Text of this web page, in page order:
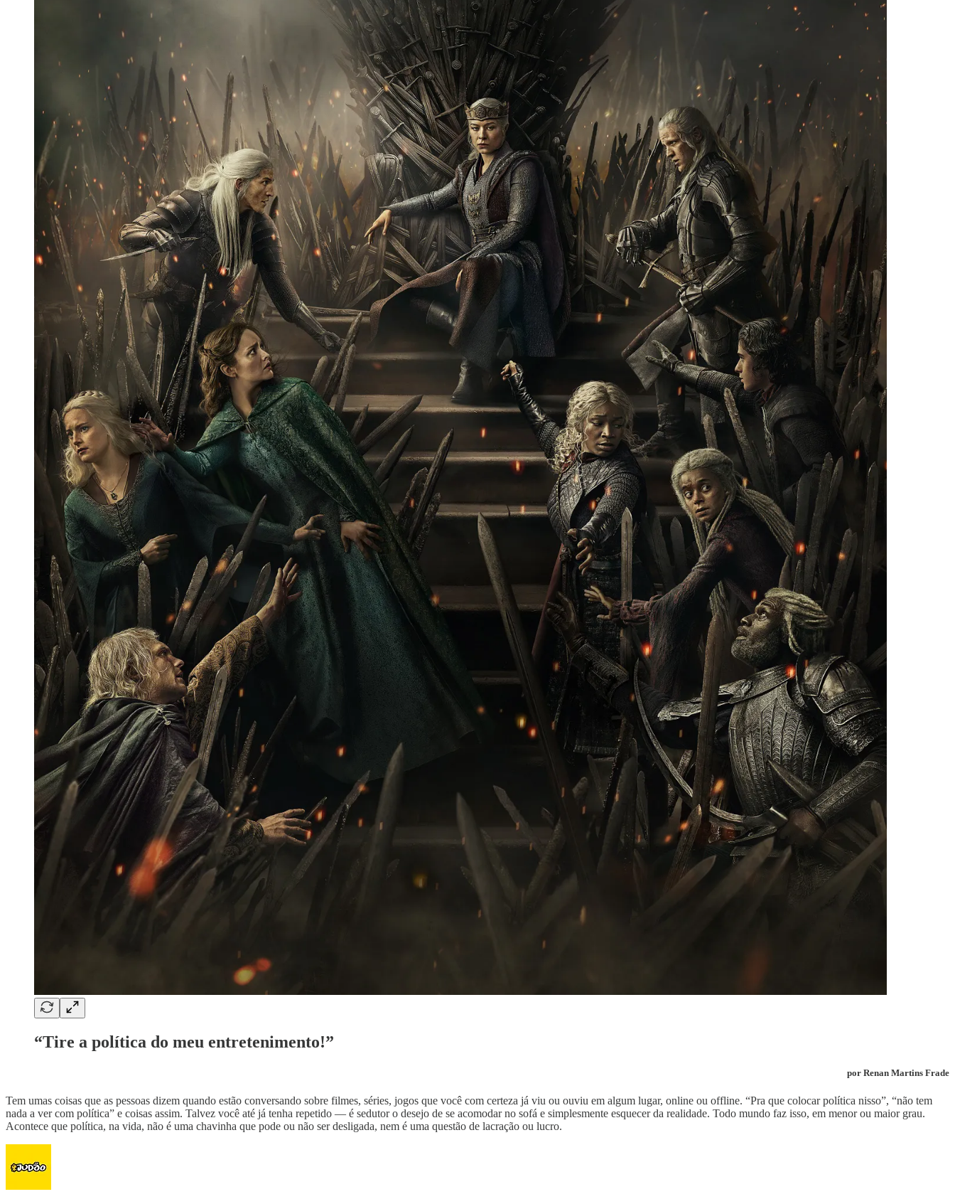
“Tire a política do meu entretenimento!”
por Renan Martins Frade
Tem umas coisas que as pessoas dizem quando estão conversando sobre filmes, séries, jogos que você com certeza já viu ou ouviu em algum lugar, online ou offline. “Pra que colocar política nisso”, “não tem
nada a ver com política” e coisas assim. Talvez você até já tenha repetido — é sedutor o desejo de se acomodar no sofá e simplesmente esquecer da realidade. Todo mundo faz isso, em menor ou maior grau.
Acontece que política, na vida, não é uma chavinha que pode ou não ser desligada, nem é uma questão de lacração ou lucro.